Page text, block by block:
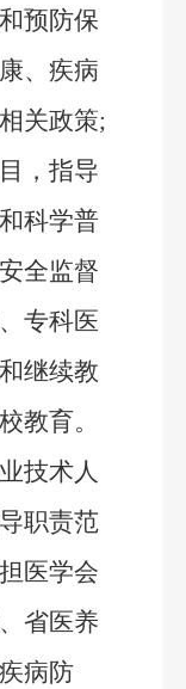
预防保
、 疾病
关政策;
，指导
科学普
全监督
专科医
继续教
教育。
技术人
职责范
医学会
省医养
病防